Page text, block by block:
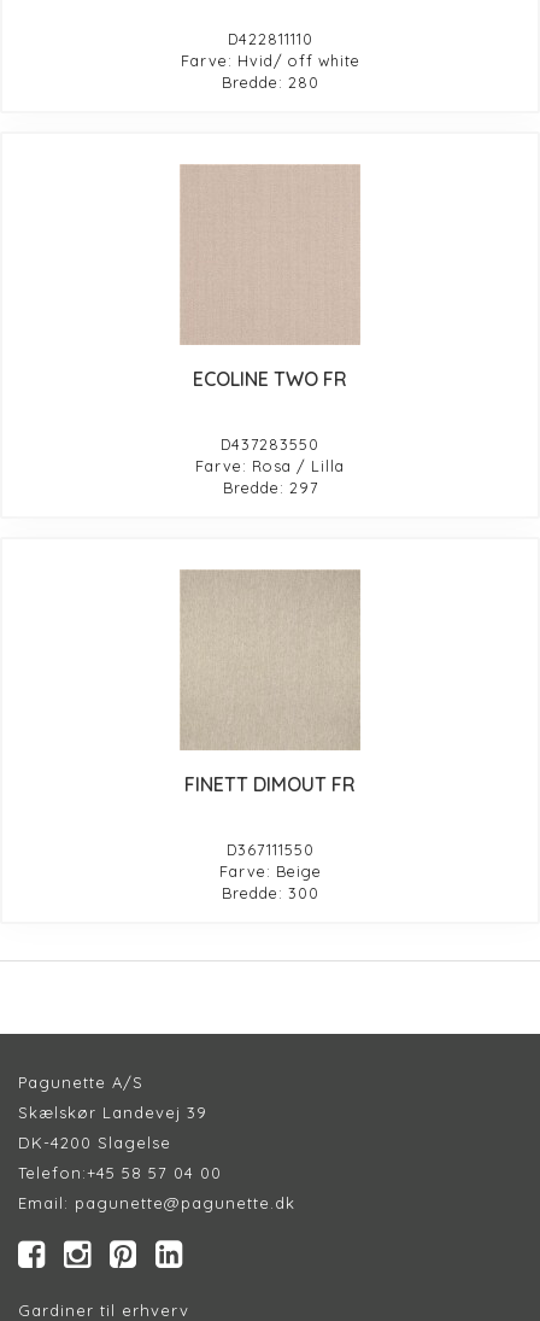
D422811110
Farve: Hvid/ off white
Bredde: 280
ECOLINE TWO FR
D437283550
Farve: Rosa / Lilla
Bredde: 297
FINETT DIMOUT FR
D367111550
Farve: Beige
Bredde: 300
Pagunette A/S
Skælskør Landevej 39
DK-4200 Slagelse
Telefon:+45 58 57 04 00
Email: pagunette@pagunette.dk
Gardiner til erhverv